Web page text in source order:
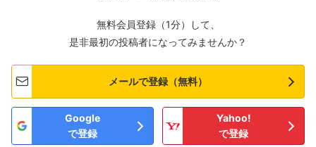
無料会員登録（1分）して、
是非最初の投稿者になってみませんか？
メールで登録（無料）
Google
で登録
Yahoo!
で登録